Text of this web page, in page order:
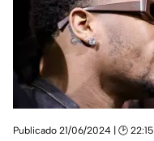
Publicado 21/06/2024 | 🕑 22:15